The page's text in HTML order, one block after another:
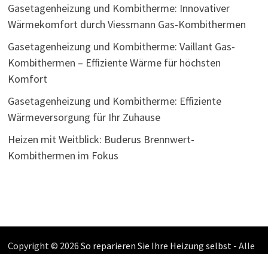
Gasetagenheizung und Kombitherme: Innovativer
Wärmekomfort durch Viessmann Gas-Kombithermen
Gasetagenheizung und Kombitherme: Vaillant Gas-
Kombithermen – Effiziente Wärme für höchsten
Komfort
Gasetagenheizung und Kombitherme: Effiziente
Wärmeversorgung für Ihr Zuhause
Heizen mit Weitblick: Buderus Brennwert-
Kombithermen im Fokus
Copyright © 2026 So reparieren Sie Ihre Heizung selbst - Alle